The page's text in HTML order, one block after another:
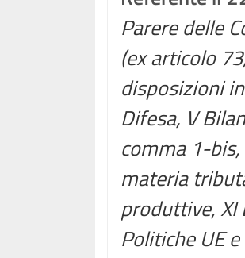
Parere delle
(ex articolo
disposizioni
Difesa, V
comma 1-
materia
produttive, XI
Politiche UE